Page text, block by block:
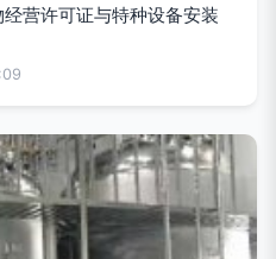
营许可证与特种设备安装